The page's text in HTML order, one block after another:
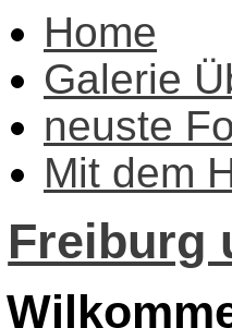
Home
Galerie
neuste
Mit dem
Freiburg